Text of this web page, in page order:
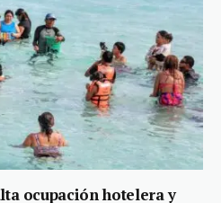
ocupación hotelera y